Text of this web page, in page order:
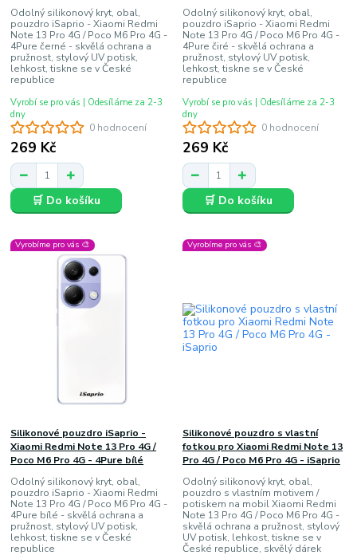
0 hodnocení
Odolný silikonový kryt, obal,
pouzdro iSaprio - Xiaomi Redmi
Note 13 Pro 4G / Poco M6 Pro 4G -
4Pure černé - skvělá ochrana a
pružnost, stylový UV potisk,
lehkost, tiskne se v České
republice
269 Kč
Vyrobí se pro vás | Odesíláme za 2-3
dny
🛒 Do košíku
0 hodnocení
Odolný silikonový kryt, obal,
pouzdro iSaprio - Xiaomi Redmi
Note 13 Pro 4G / Poco M6 Pro 4G -
4Pure čiré - skvělá ochrana a
pružnost, stylový UV potisk,
lehkost, tiskne se v České
republice
269 Kč
Vyrobí se pro vás | Odesíláme za 2-3
dny
🛒 Do košíku
Vyrobíme pro vás 🎨
Silikonové pouzdro iSaprio -
Xiaomi Redmi Note 13 Pro 4G /
Poco M6 Pro 4G - 4Pure bílé
Odolný silikonový kryt, obal,
pouzdro iSaprio - Xiaomi Redmi
Note 13 Pro 4G / Poco M6 Pro 4G -
4Pure bílé - skvělá ochrana a
pružnost, stylový UV potisk,
lehkost, tiskne se v České
republice
Vyrobíme pro vás 🎨
Silikonové pouzdro s vlastní
fotkou pro Xiaomi Redmi Note 13
Pro 4G / Poco M6 Pro 4G - iSaprio
Odolný silikonový kryt, obal,
pouzdro s vlastním motivem /
potiskem na mobil Xiaomi Redmi
Note 13 Pro 4G / Poco M6 Pro 4G -
skvělá ochrana a pružnost, stylový
UV potisk, lehkost, tiskne se v
České republice, skvělý dárek